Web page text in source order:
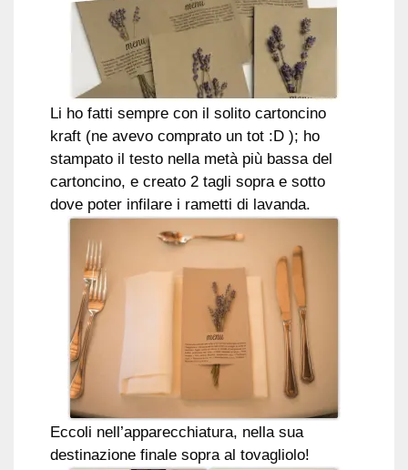
Li ho fatti sempre con il solito cartoncino
kraft (ne avevo comprato un tot :D ); ho
stampato il testo nella metà più bassa del
cartoncino, e creato 2 tagli sopra e sotto
dove poter infilare i rametti di lavanda.
Eccoli nell’apparecchiatura, nella sua
destinazione finale sopra al tovagliolo!